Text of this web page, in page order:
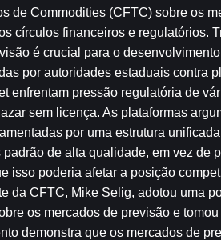
de Commodities (CFTC) sobre os
círculos financeiros e regulatórios.
é crucial para o
por autoridades estaduais contra
enfrentam pressão regulatória de
sem licença. As plataformas
por uma estrutura
de alta qualidade, em vez de
isso poderia afetar a posição
da CFTC, Mike Selig, adotou uma
os mercados de previsão e
demonstra que os mercados de